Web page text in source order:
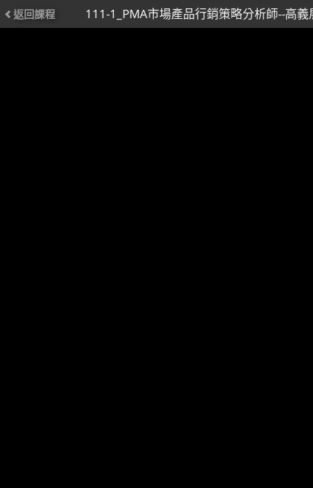
返回課程 111-1_PMA市場產品行銷策略分析師--高義